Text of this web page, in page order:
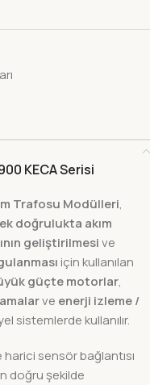
KECA Serisi
Trafosu Modülleri,
doğrulukta akım
geliştirilmesive
için kullanılan
güçte motorlar,
ve enerji izleme /
sistemlerde kullanılır.
sensör bağlantısı
doğru şekilde